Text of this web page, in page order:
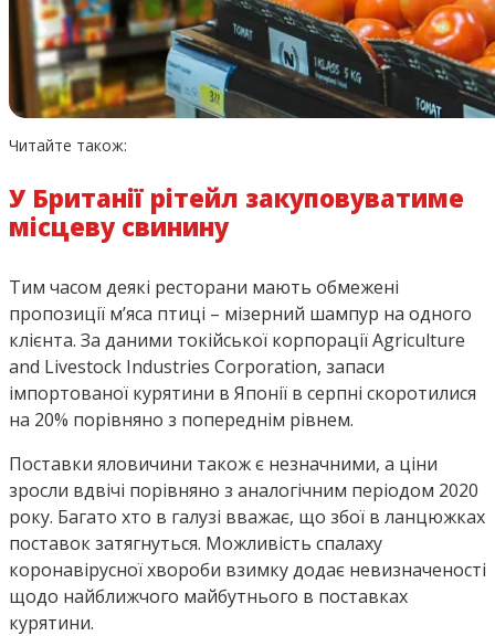
Читайте також:
У Британії рітейл закуповуватиме
місцеву свинину
Тим часом деякі ресторани мають обмежені
пропозиції м’яса птиці – мізерний шампур на одного
клієнта. За даними токійської корпорації Agriculture
and Livestock Industries Corporation, запаси
імпортованої курятини в Японії в серпні скоротилися
на 20% порівняно з попереднім рівнем.
Поставки яловичини також є незначними, а ціни
зросли вдвічі порівняно з аналогічним періодом 2020
року. Багато хто в галузі вважає, що збої в ланцюжках
поставок затягнуться. Можливість спалаху
коронавірусної хвороби взимку додає невизначеності
щодо найближчого майбутнього в поставках
курятини.